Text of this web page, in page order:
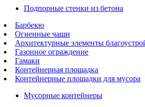
Подпорные стенки из бетона
Барбекю
Огненные чаши
Архитектурные элементы
Газонное ограждение
Гамаки
Контейнерная площадка
Контейнерные площадки для мусора
Мусорные контейнеры